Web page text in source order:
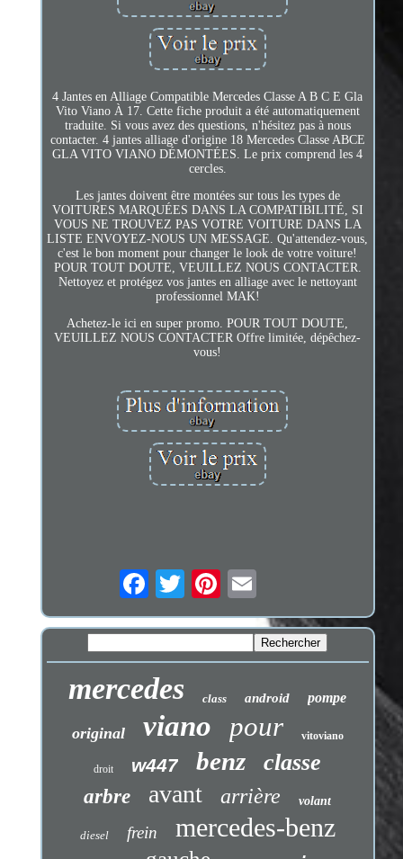
4 Jantes en Alliage Compatible Mercedes Classe A B C E Gla
Vito Viano À 17. Cette fiche produit a été automatiquement
traduite. Si vous avez des questions, n'hésitez pas à nous
contacter. 4 jantes alliage d'origine 18 Mercedes Classe ABCE
GLA VITO VIANO DÉMONTÉES. Le prix comprend les 4
cercles.
Les jantes doivent être montées sur tous les types de
VOITURES MARQUÉES DANS LA COMPATIBILITÉ, SI
VOUS NE TROUVEZ PAS VOTRE VOITURE DANS LA
LISTE ENVOYEZ-NOUS UN MESSAGE. Qu'attendez-vous,
c'est le bon moment pour changer le look de votre voiture!
POUR TOUT DOUTE, VEUILLEZ NOUS CONTACTER.
Nettoyez et protégez vos jantes en alliage avec le nettoyant
professionnel MAK!
Achetez-le ici en super promo. POUR TOUT DOUTE,
VEUILLEZ NOUS CONTACTER Offre limitée, dépêchez-
vous!
mercedes class android pompe
original viano pour vitoviano
droit w447 benz classe
arbre avant arrière volant
diesel frein mercedes-benz